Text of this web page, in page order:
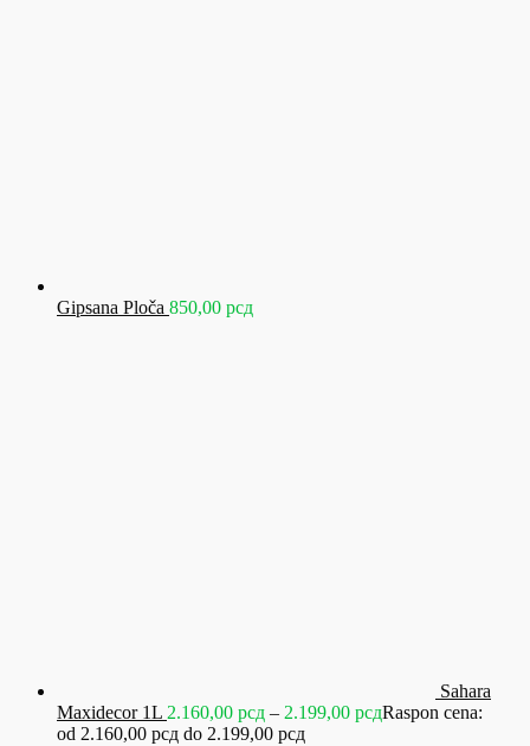
Gipsana Ploča 850,00 рсд
Sahara
Maxidecor 1L 2.160,00 рсд – 2.199,00 рсдRaspon cena:
od 2.160,00 рсд do 2.199,00 рсд